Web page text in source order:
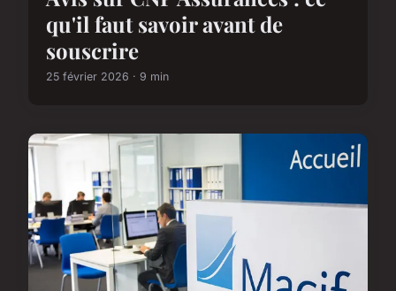
qu'il faut savoir avant de
souscrire
25 février 2026 · 9 min